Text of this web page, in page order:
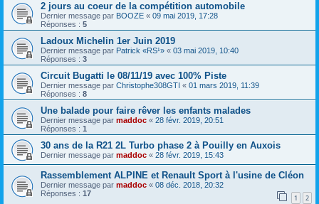
2 jours au coeur de la compétition automobile
Dernier message par BOOZE « 09 mai 2019, 17:28
Réponses : 5
Ladoux Michelin 1er Juin 2019
Dernier message par Patrick «RS¹» « 03 mai 2019, 10:40
Réponses : 3
Circuit Bugatti le 08/11/19 avec 100% Piste
Dernier message par Christophe308GTI « 01 mars 2019, 11:39
Réponses : 8
Une balade pour faire rêver les enfants malades
Dernier message par maddoc « 28 févr. 2019, 20:51
Réponses : 1
30 ans de la R21 2L Turbo phase 2 à Pouilly en Auxois
Dernier message par maddoc « 28 févr. 2019, 15:43
Rassemblement ALPINE et Renault Sport à l'usine de Cléon
Dernier message par maddoc « 08 déc. 2018, 20:32
Réponses : 17 1 2